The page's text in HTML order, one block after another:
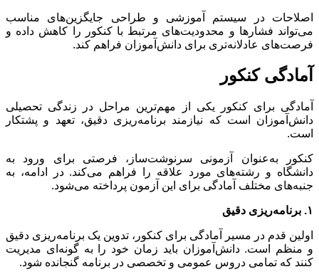
اصلاحات در سیستم آموزشی و طراحی جایگزین‌های مناسب
می‌تواند فشارها و محدودیت‌های مرتبط با کنکور را کاهش داده و
فرصت‌های عادلانه‌تری برای دانش‌آموزان فراهم کند.
آمادگی کنکور
آمادگی برای کنکور یکی از مهم‌ترین مراحل در زندگی تحصیلی
دانش‌آموزان است که نیازمند برنامه‌ریزی دقیق، تعهد و پشتکار
است.
کنکور به‌عنوان آزمونی سرنوشت‌ساز، فرصتی برای ورود به
دانشگاه و رشته‌های مورد علاقه را فراهم می‌کند. در ادامه، به
جنبه‌های مختلف آمادگی برای این آزمون پرداخته می‌شود.
۱. برنامه‌ریزی دقیق
اولین قدم در مسیر آمادگی برای کنکور، تدوین یک برنامه‌ریزی دقیق
و منظم است. دانش‌آموزان باید زمان خود را به گونه‌ای مدیریت
کنند که تمامی دروس عمومی و تخصصی در برنامه گنجانده شود.